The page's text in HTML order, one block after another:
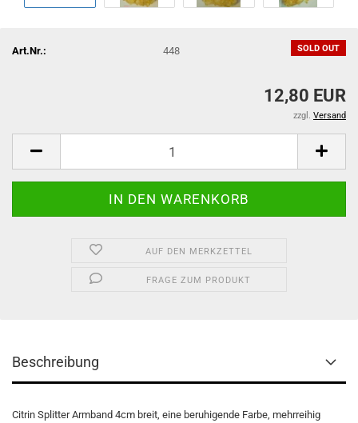
SOLD OUT
Art.Nr.: 448
12,80 EUR
zzgl. Versand
AUF DEN MERKZETTEL
FRAGE ZUM PRODUKT
Beschreibung
Citrin Splitter Armband 4cm breit, eine beruhigende Farbe, mehrreihig